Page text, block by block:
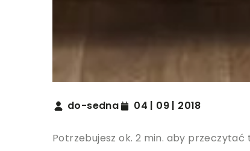
do-sedna 04 | 09 | 2018
Potrzebujesz ok. 2 min. aby przeczytać